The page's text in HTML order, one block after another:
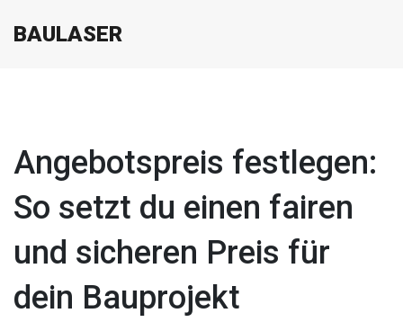
BAULASER
Angebotspreis festlegen:
So setzt du einen fairen
und sicheren Preis für
dein Bauprojekt